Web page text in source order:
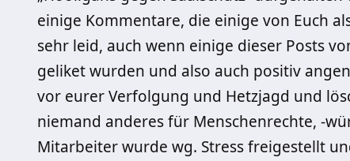
einige Kommentare, die einige von Euch
sehr leid, auch wenn einige dieser Posts
geliket wurden und also auch positiv
vor eurer Verfolgung und Hetzjagd und
niemand anderes für Menschenrechte, -
Mitarbeiter wurde wg. Stress freigestellt